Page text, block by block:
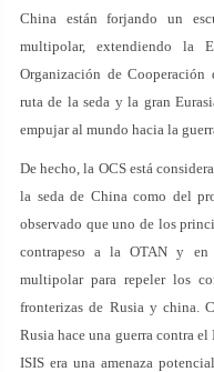
China están forjando un
multipolar, extendiendo la
Organización de Cooperación
ruta de la seda y la gran
empujar al mundo hacia la
De hecho, la OCS está
la seda de China como del
observado que uno de los
contrapeso a la OTAN y en
multipolar para repeler los
fronterizas de Rusia y china.
Rusia hace una guerra contra
ISIS era una amenaza